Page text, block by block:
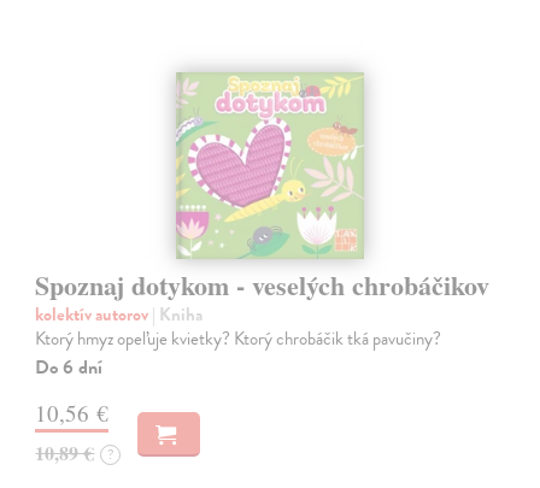
Spoznaj dotykom - veselých chrobáčikov
kolektív autorov| Kniha
Ktorý hmyz opeľuje kvietky? Ktorý chrobáčik tká pavučiny?
Do 6 dní
10,56 €
10,89 € ?